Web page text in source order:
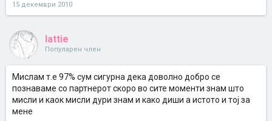
15 декември 2010
lattie
Популарен член
Мислам т.е 97% сум сигурна дека доволно добро се
познаваме со партнерот скоро во сите моменти знам што
мисли и каок мисли дури знам и како диши а истото и тој за
мене